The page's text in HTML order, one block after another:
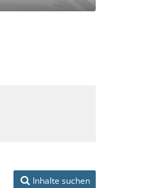
Inhalte suchen